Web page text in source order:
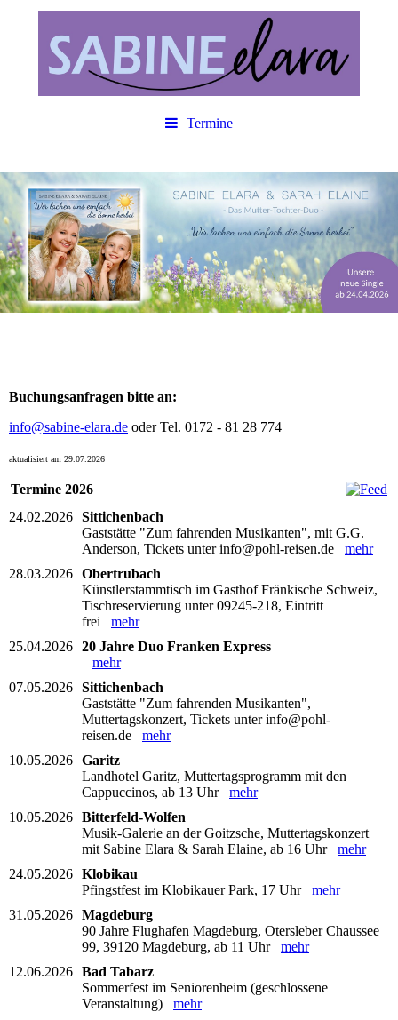
Termine
Buchungsanfragen bitte an:
info@sabine-elara.de oder Tel. 0172 - 81 28 774
aktualisiert am 29.07.2026
Termine 2026
24.02.2026 Sittichenbach
Gaststätte "Zum fahrenden Musikanten", mit G.G.
Anderson, Tickets unter info@pohl-reisen.de mehr
28.03.2026 Obertrubach
Künstlerstammtisch im Gasthof Fränkische Schweiz,
Tischreservierung unter 09245-218, Eintritt
frei mehr
25.04.2026 20 Jahre Duo Franken Express
mehr
07.05.2026 Sittichenbach
Gaststätte "Zum fahrenden Musikanten",
Muttertagskonzert, Tickets unter info@pohl-
reisen.de mehr
10.05.2026 Garitz
Landhotel Garitz, Muttertagsprogramm mit den
Cappuccinos, ab 13 Uhr mehr
10.05.2026 Bitterfeld-Wolfen
Musik-Galerie an der Goitzsche, Muttertagskonzert
mit Sabine Elara & Sarah Elaine, ab 16 Uhr mehr
24.05.2026 Klobikau
Pfingstfest im Klobikauer Park, 17 Uhr mehr
31.05.2026 Magdeburg
90 Jahre Flughafen Magdeburg, Otersleber Chaussee
99, 39120 Magdeburg, ab 11 Uhr mehr
12.06.2026 Bad Tabarz
Sommerfest im Seniorenheim (geschlossene
Veranstaltung) mehr